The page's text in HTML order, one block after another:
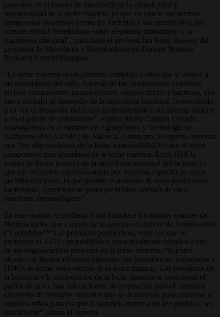
paso más en el intento de imitar/reflejar la complejidad y
funcionalidad de la leche materna, ya que en esta se encuentran
compuestos bioactivos (como las bacterias y sus metabolitos) que
ofrecen efectos beneficiosos sobre el sistema inmunitario y la
microbiota intestinal”, manifiesta el profesor Jan Knol, director del
programa de Microbiota y Microbiología en Danone Nutricia
Research Utrecht/Singapur.
“La leche materna es un alimento complejo y vivo que se adapta a
las necesidades del niño. Además de los componentes nutritivos,
incluye componentes inmunológicos, oligosacáridos y bacterias, que
van a modular el desarrollo de la microbiota intestinal, favoreciendo
a su vez el desarrollo del tracto gastrointestinal y del sistema inmune
y en el patrón de crecimiento”, explica María Carmen Collado,
investigadora en el Instituto de Agroquímica y Tecnología de
Alimentos (IATA-CSIC) de Valencia. Asimismo, la experta comenta
que “los oligosacáridos de la leche humana (HMOS) son el tercer
componente más abundante de la leche materna. Estos HMOs
actúan de forma positiva en la microbiota intestinal del lactante ya
que son utilizados exclusivamente por bacterias específicas, como
las bifidobacterias, lo que permite el aumento de estas poblaciones
bacterianas, ejerciendo un papel prebiótico, además de otras
funciones inmunológicas”.
En este sentido, el profesor Knol introduce los últimos avances de
Nutricia en los que a través de su proceso exclusivo de fermentación
(“Lactofidus™”) se producen postbióticos, entre los que se
encuentra el 3'-GL, un postbiótico estructuralmente idéntico a uno
de los oligosácaridos presentes en la leche materna. “Nuestro
objetivo al diseñar fórmulas infantiles con postbióticos, prebióticos y
HMOs es imitar estos efectos de la leche materna. Los beneficios de
la lactancia y la composición de la leche materna se consideran el
patrón de oro y han sido la fuente de inspiración para el continuo
desarrollo de fórmulas infantiles que se desarrollan para alimentar a
aquellos niños para los que la lactancia materna no sea posible o sea
insuficiente”, aclara el experto.